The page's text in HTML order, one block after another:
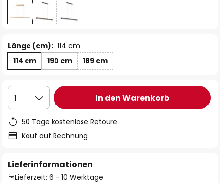
Länge (cm): 114 cm
114 cm
190 cm 189 cm
1 In den Warenkorb
50 Tage kostenlose Retoure
Kauf auf Rechnung
Lieferinformationen
Lieferzeit: 6 - 10 Werktage